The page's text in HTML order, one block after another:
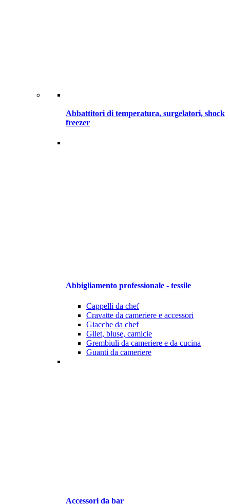
Abbattitori di temperatura, surgelatori, shock
freezer
Abbigliamento professionale - tessile
Cappelli da chef
Cravatte da cameriere e accessori
Giacche da chef
Gilet, bluse, camicie
Grembiuli da cameriere e da cucina
Guanti da cameriere
Accessori da bar